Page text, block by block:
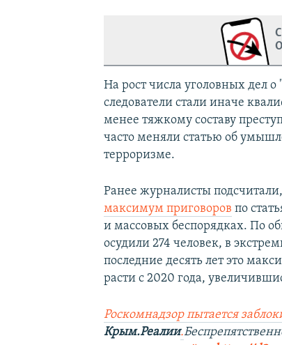
На рост числа уголовных дел
следователи стали иначе
менее тяжкому составу
часто меняли статью об
терроризме.
Ранее журналисты
максимум приговоров по
и массовых беспорядках. По
осудили 274 человек, в
последние десять лет это
расти с 2020 года,
Роскомнадзор пытается
Крым.Реалии.